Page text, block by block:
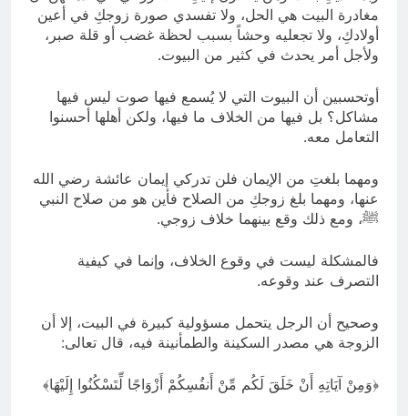
مغادرة البيت هي الحل، ولا تفسدي صورة زوجكِ في أعين
أولادكِ، ولا تجعليه وحشاً بسبب لحظة غضب أو قلة صبر،
ولأجل أمر يحدث في كثير من البيوت.
أوتحسبين أن البيوت التي لا يُسمع فيها صوت ليس فيها
مشاكل؟ بل فيها من الخلاف ما فيها، ولكن أهلها أحسنوا
التعامل معه.
ومهما بلغتِ من الإيمان فلن تدركي إيمان عائشة رضي الله
عنها، ومهما بلغ زوجكِ من الصلاح فأين هو من صلاح النبي
ﷺ، ومع ذلك وقع بينهما خلاف زوجي.
فالمشكلة ليست في وقوع الخلاف، وإنما في كيفية
التصرف عند وقوعه.
وصحيح أن الرجل يتحمل مسؤولية كبيرة في البيت، إلا أن
الزوجة هي مصدر السكينة والطمأنينة فيه، قال تعالى:
﴿وَمِنْ آيَاتِهِ أَنْ خَلَقَ لَكُم مِّنْ أَنفُسِكُمْ أَزْوَاجًا لِّتَسْكُنُوا إِلَيْهَا﴾